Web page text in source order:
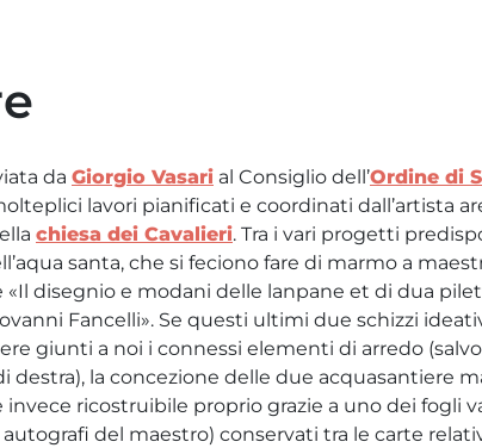
da Giorgio Vasari al Consiglio dell’Ordine di
lavori pianificati e coordinati dall’artista
chiesa dei Cavalieri. Tra i vari progetti
santa, che si feciono fare di marmo a
«Il disegnio e modani delle lanpane et di dua
Fancelli». Se questi ultimi due schizzi
giunti a noi i connessi elementi di arredo
destra), la concezione delle due acquasantiere
invece ricostruibile proprio grazie a uno dei fogli
del maestro) conservati tra le carte